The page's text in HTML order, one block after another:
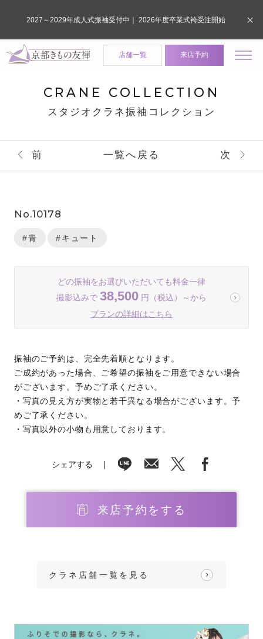
店舗一覧 来店予約
CRANE COLLECTION
スタジオクラネ振袖コレクション
前 一覧へ戻る 次
No.10178
#青 #キュート
どの振袖をお選びいただいても料金一律
撮影込みで 38,500 円（税込）～から
プランの詳細はこちら
振袖のご予約は、完全先着順となります。
ご成約があった場合、ご希望の振袖をご用意できない場合
がございます。予めご了承ください。
・写真の見え方が実物と若干異なる場合がございます。予
めご了承ください。
・写真以外の小物も用意しております。
シェアする
来店予約をする
クラネ店舗一覧を見る
2027～2029年成人式振袖受付中｜ 2026年度卒業式袴受注開始